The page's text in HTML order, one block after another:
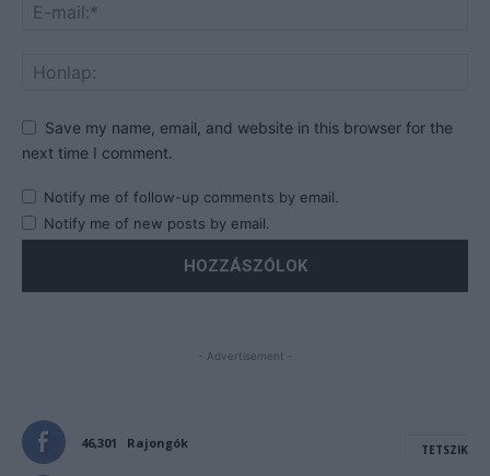
Save my name, email, and website in this browser for the
next time I comment.
Notify me of follow-up comments by email.
Notify me of new posts by email.
- Advertisement -
46,301 Rajongók TETSZIK